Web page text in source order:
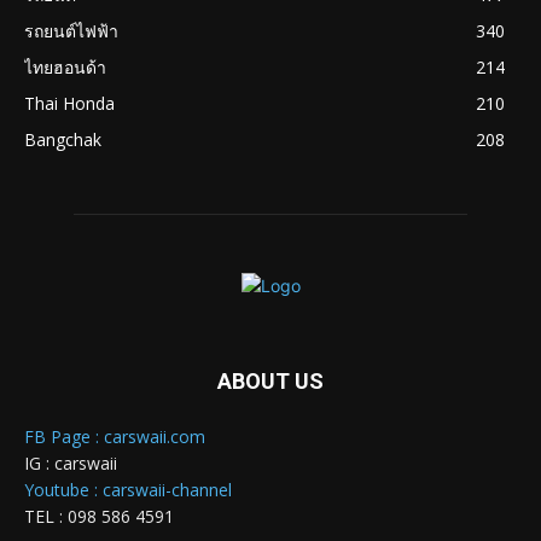
รถยนต์ไฟฟ้า
340
ไทยฮอนด้า
214
Thai Honda
210
Bangchak
208
ABOUT US
FB Page : carswaii.com
IG : carswaii
Youtube : carswaii-channel
TEL : 098 586 4591